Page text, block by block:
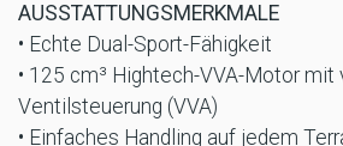
AUSSTATTUNGSMERKMALE
• Echte Dual-Sport-Fähigkeit
• 125 cm³ Hightech-VVA-Motor mit
Ventilsteuerung (VVA)
• Einfaches Handling auf jedem